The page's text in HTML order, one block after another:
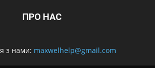
ПРО НАС
з нами: maxwelhelp@gmail.com